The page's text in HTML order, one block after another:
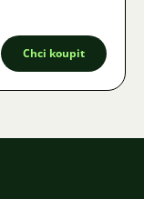
Chci koupit